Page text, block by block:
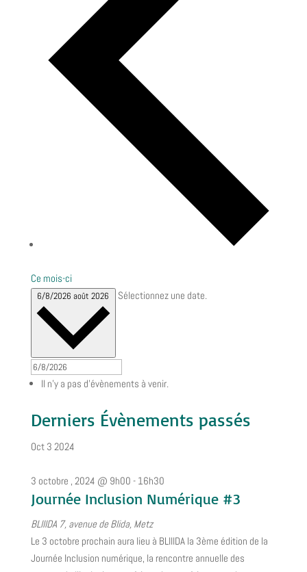
Ce mois-ci
6/8/2026août 2026 Sélectionnez une date.
Il n’y a pas d’évènements à venir.
Derniers Évènements passés
Oct 3 2024
3 octobre , 2024 @ 9h00 - 16h30
Journée Inclusion Numérique #3
BLIIIDA 7, avenue de Blida, Metz
Le 3 octobre prochain aura lieu à BLIIIDA la 3ème édition de la
Journée Inclusion numérique, la rencontre annuelle des